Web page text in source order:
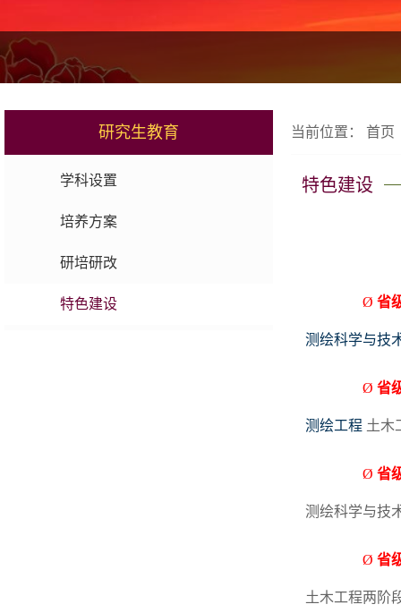
研究生教育
学科设置
培养方案
研培研改
特色建设
当前位置： 首页
特色建设
Ø 省
测绘科学与技
Ø 省
测绘工程 土木
Ø 省
测绘科学与技
Ø 省
土木工程两阶